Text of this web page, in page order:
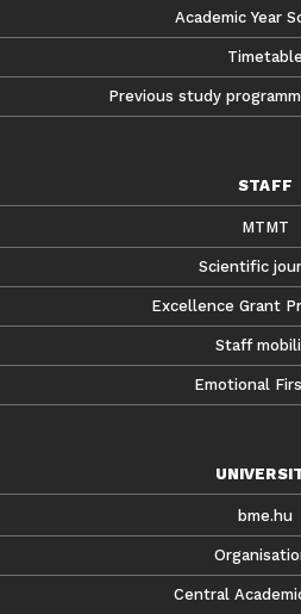
Academic Year
Timetable
Previous study
STAFF
MTMT
Scientific
Excellence Grant
Staff
Emotional
bme.hu
Central